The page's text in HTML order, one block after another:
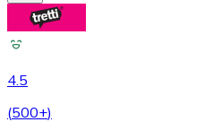
4.5
(500+)